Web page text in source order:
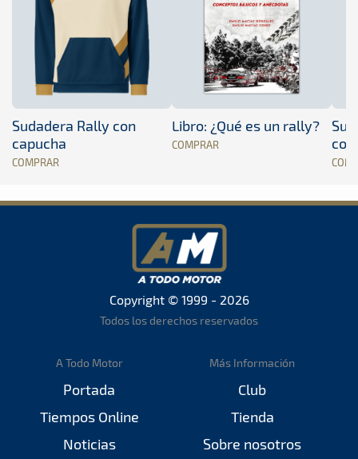
Sudadera Rally con
capucha
COMPRAR
Libro: ¿Qué es un rally?
COMPRAR
Copyright © 1999 - 2026
Todos los derechos reservados
A Todo Motor
Portada
Tiempos Online
Noticias
Más Información
Club
Tienda
Sobre nosotros